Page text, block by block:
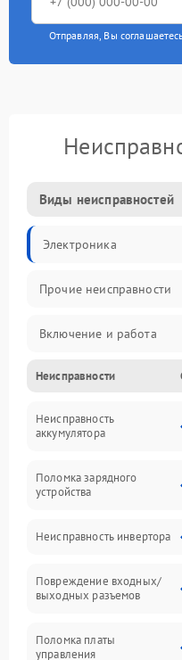
Отправляя, Вы
Виды неисправностей
Электроника
Прочие неисправности
Включение и работа
Работа с нагрузкой
Звук и индикация
Механические
Механика
Неисправности
Неисправность
аккумулятора
Поломка зарядного
устройства
Неисправность инвертора
Повреждение входных/
выходных разъемов
Поломка платы
управления